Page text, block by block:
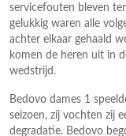
servicefouten bleven
gelukkig waren alle
achter elkaar gehaald
komen de heren uit in
wedstrijd.
Bedovo dames 1
seizoen, zij vochten zij
degradatie. Bedovo